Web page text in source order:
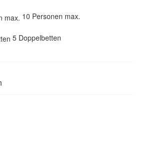
10 Personen max.
5 Doppelbetten